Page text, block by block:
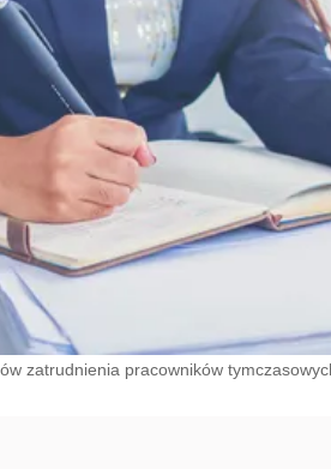
zatrudnienia pracowników